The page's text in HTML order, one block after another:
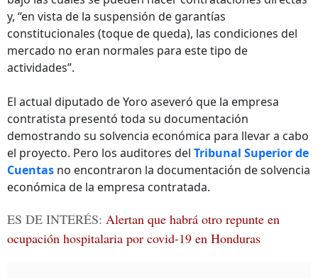
y, “en vista de la suspensión de garantías
constitucionales (toque de queda), las condiciones del
mercado no eran normales para este tipo de
actividades”.
El actual diputado de Yoro aseveró que la empresa
contratista presentó toda su documentación
demostrando su solvencia económica para llevar a cabo
el proyecto. Pero los auditores del Tribunal Superior de
Cuentas no encontraron la documentación de solvencia
económica de la empresa contratada.
ES DE INTERÉS: Alertan que habrá otro repunte en
ocupación hospitalaria por covid-19 en Honduras